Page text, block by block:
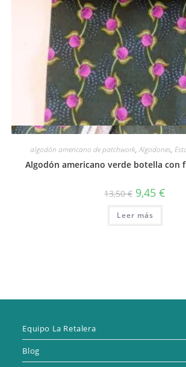
Vista rápida
algodón americano de patchwork,Algodones,
Algodón americano verde botella con
13,50€ El
precio
original
era:
13,50 €.
9,45 €
Leer más
Equipo La Retalera
Blog